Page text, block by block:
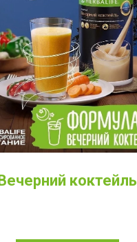
коктейль